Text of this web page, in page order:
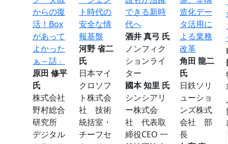
からの復
活！Box
があって
よかった
ぁ～話」
原田 修平
氏
株式会社
野村総合
研究所
デジタル
ト時代の
安全な情
報基盤
河野 省二
氏
日本マイ
クロソフ
ト株式会
社 技術
統括室・
チーフセ
できる新時
代へ
酒井 真弓 氏
ノンフィク
ションライ
ター
國本 知里 氏
シンシアリ
ー株式会
社 代表取
締役CEO 一
造化デー
タ活用に
よる業務
改革
角田 龍二
氏
日鉄ソリ
ューショ
ンズ株式
会社 部
長